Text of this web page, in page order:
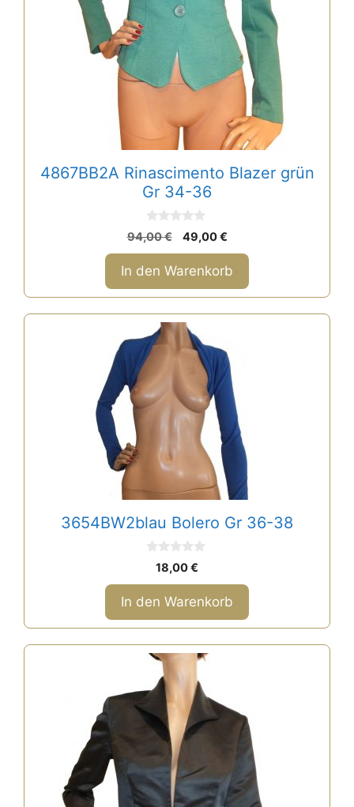
4867BB2A Rinascimento Blazer grün
Gr 34-36
0
v
o
n
5
94,00€
Ursprünglicher
Preis
war:
94,00 €
49,00€Aktueller
Preis
ist:
49,00 €.
In den Warenkorb
3654BW2blau Bolero Gr 36-38
o
5
18,00€
In den Warenkorb
Varianten
Optionen